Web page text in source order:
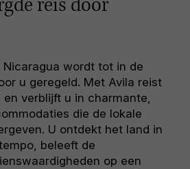
reis door
Nicaragua wordt tot in de
u geregeld. Met Avila reist
en verblijft u in charmante,
die de lokale
U ontdekt het land in
beleeft de
op een